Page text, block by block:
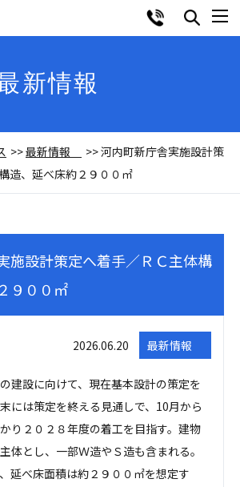
新情報
最新情報
河内町新庁舎実施設計策
造、延べ床約２９００㎡
施設計策定へ着手／ＲＣ主体構
９００㎡
2026.06.20 最新情報
建設に向けて、現在基本設計の策定を
には策定を終える見通しで、10月から
り２０２８年度の着工を目指す。建物
体とし、一部Ｗ造やＳ造も含まれる。
延べ床面積は約２９００㎡を想定す